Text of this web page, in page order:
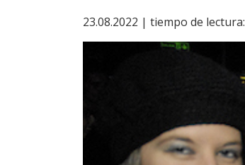
23.08.2022 | tiempo de lectura: